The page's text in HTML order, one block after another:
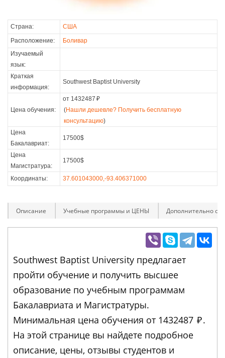
Страна:
США
Расположение:
Боливар
Изучаемый
язык:
Краткая
информация:
Southwest Baptist University
Цена обучения:
от 1432487 ₽
(Нашли дешевле? Получить бесплатную
консультацию)
Цена
Бакалавриат:
17500$
Цена
Магистратура:
17500$
Координаты: 37.601043000,-93.406371000
Описание Учебные программы и ЦЕНЫ Дополнительно
Southwest Baptist University предлагает
пройти обучение и получить высшее
образование по учебным программам
Бакалавриата и Магистратуры.
Минимальная цена обучения от 1432487 ₽.
На этой странице вы найдете подробное
описание, цены, отзывы студентов и